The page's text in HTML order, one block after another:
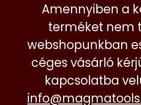
Amennyiben a
terméket nem
webshopunkban
céges vásárló
kapcsolatba